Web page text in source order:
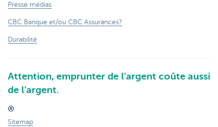
Presse médias
CBC Banque et/ou CBC Assurances?
Durabilité
Attention, emprunter de l'argent coûte aussi
de l'argent.
®
Sitemap